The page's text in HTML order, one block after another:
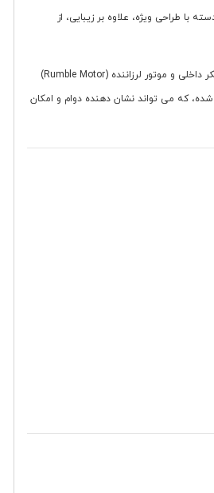
نیز قابل استفاده است. این دسته با طراحی ویژه، علاوه بر زیبایی، از
این محصول از نظر اتصال بسیار منعطف است و می توان آن را به دو صورت بی سیم و باسیم به دستگاه های مختلف متصل کرد. از امکانات سخت افزاری کلیدی آن می توان به ستون نور (Light Bar)، اسپیکر داخلی و موتور لرزاننده (Rumble Motor)
که می تواند نشان دهنده دوام و امکان